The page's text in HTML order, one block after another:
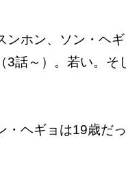
ンホン、ソン・ヘ
3話～）。若い。
・ヘギョは19歳だ